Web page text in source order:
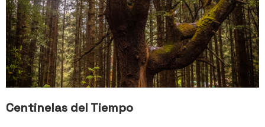
Centinelas del Tiempo